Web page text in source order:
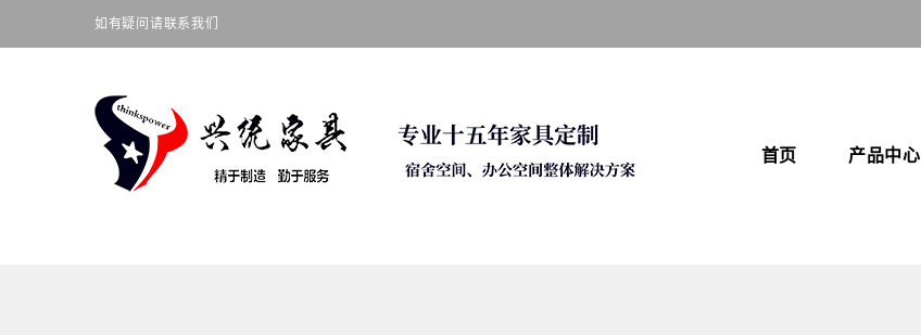
如有疑问请联系我们
首页 产品中心